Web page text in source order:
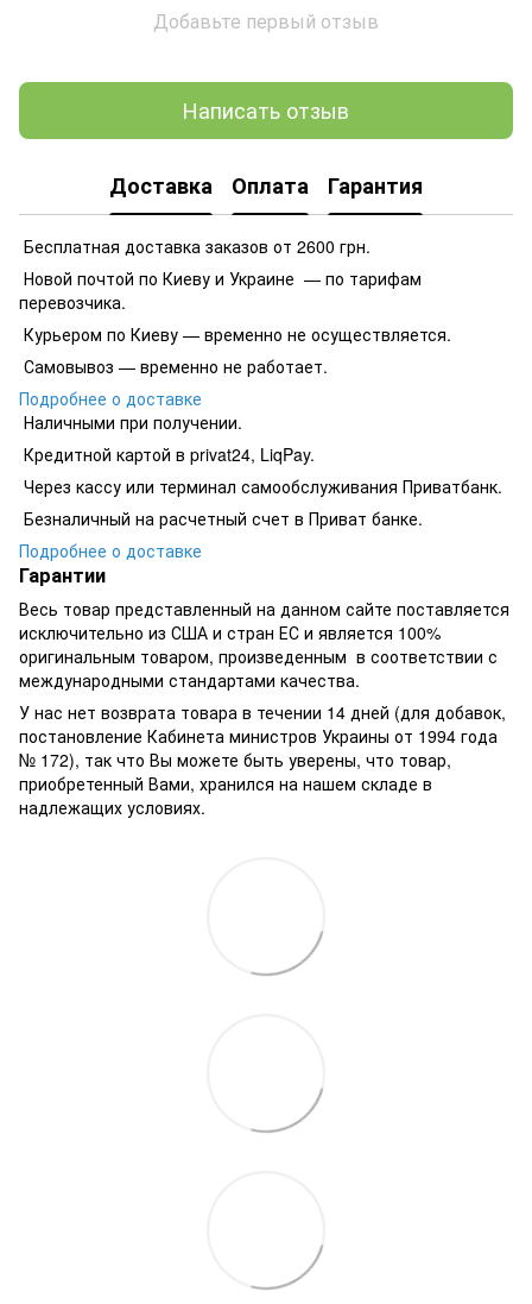
Добавьте первый отзыв
Написать отзыв
Доставка Оплата Гарантия
Бесплатная доставка заказов от 2600 грн.
Новой почтой по Киеву и Украине — по тарифам
перевозчика.
Курьером по Киеву — временно не осуществляется.
Самовывоз — временно не работает.
Подробнее о доставке
Наличными при получении.
Кредитной картой в privat24, LiqPay.
​​​​Через кассу или терминал самообслуживания Приватбанк.
​​​​Безналичный на расчетный счет в Приват банке.
Подробнее о доставке
Гарантии
Весь товар представленный на данном сайте поставляется
исключительно из США и стран ЕС и является 100%
оригинальным товаром, произведенным в соответствии с
международными стандартами качества.
У нас нет возврата товара в течении 14 дней (для добавок,
постановление Кабинета министров Украины от 1994 года
№ 172), так что Вы можете быть уверены, что товар,
приобретенный Вами, хранился на нашем складе в
надлежащих условиях.